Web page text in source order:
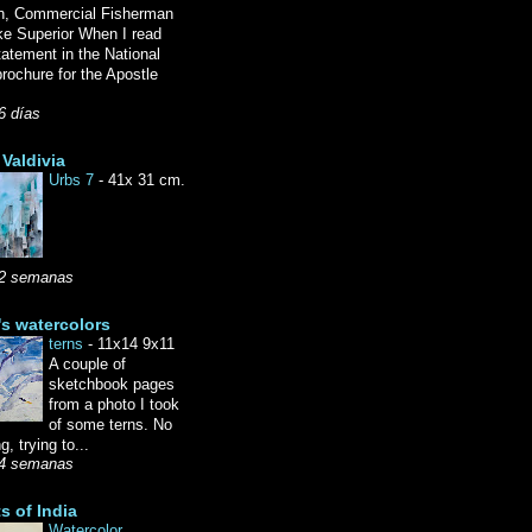
Commercial Fisherman
Superior When I read
in the National
for the Apostle
días
Urbs 7 - 41x 31 cm.
semanas
watercolors
terns - 11x14 9x11
A couple of
sketchbook pages
from a photo I took
of some terns. No
trying to...
semanas
of India